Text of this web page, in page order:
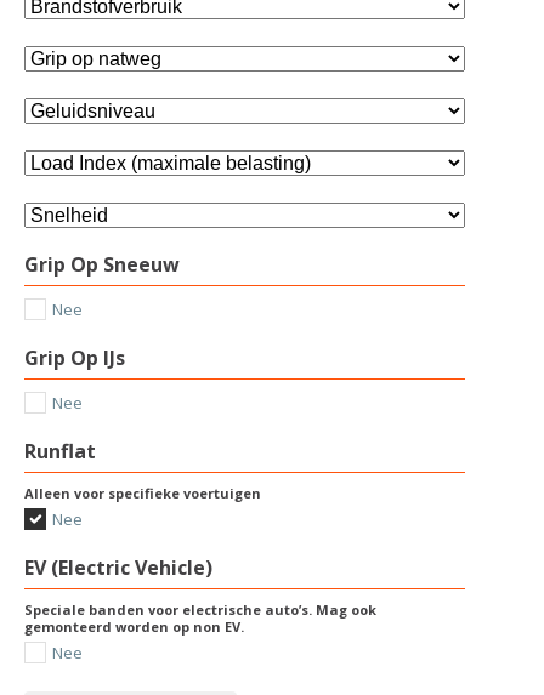
Grip Op Sneeuw
Nee
Grip Op IJs
Nee
Runflat
Alleen voor specifieke voertuigen
Nee
EV (Electric Vehicle)
Speciale banden voor electrische auto’s. Mag ook
gemonteerd worden op non EV.
Nee